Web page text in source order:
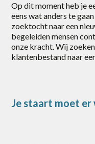
Op dit moment heb je
eens wat anders te
zoektocht naar een
begeleiden mensen
onze kracht. Wij
klantenbestand naar
Je staart moet er